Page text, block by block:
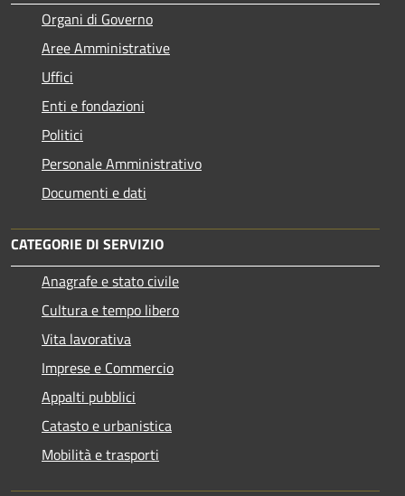
Organi di Governo
Aree Amministrative
Uffici
Enti e fondazioni
Politici
Personale Amministrativo
Documenti e dati
CATEGORIE DI SERVIZIO
Anagrafe e stato civile
Cultura e tempo libero
Vita lavorativa
Imprese e Commercio
Appalti pubblici
Catasto e urbanistica
Mobilità e trasporti